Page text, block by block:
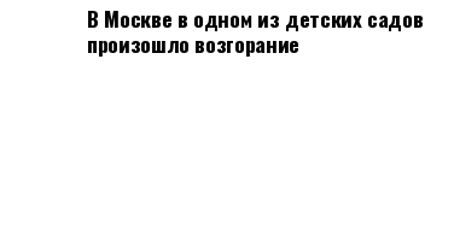
В Москве в одном из детских садов
произошло возгорание